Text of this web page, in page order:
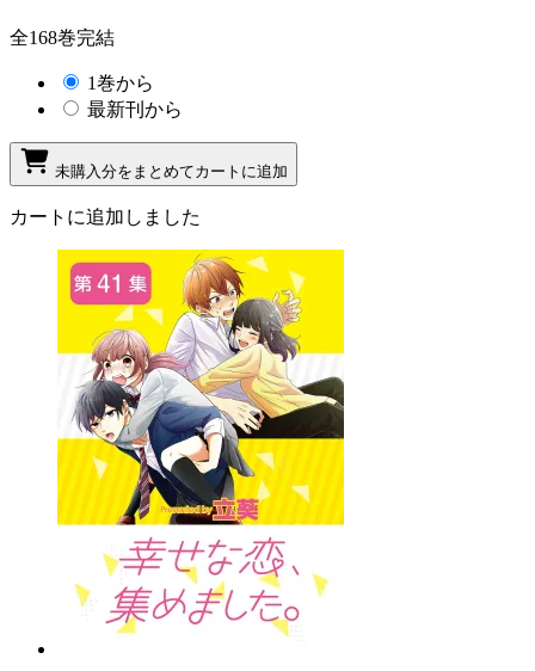
全168巻完結
1巻から
最新刊から
未購入分をまとめてカートに追加
カートに追加しました